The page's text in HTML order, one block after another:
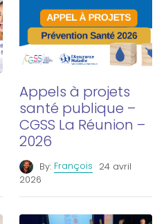
Appels à projets
santé publique –
CGSS La Réunion –
2026
By: François
24 avril
2026